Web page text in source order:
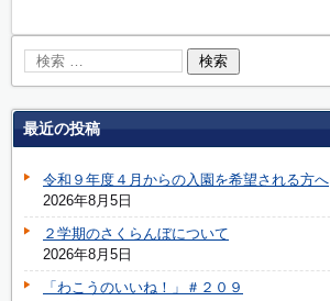
最近の投稿
令和９年度４月からの入園を希望される方へ
2026年8月5日
２学期のさくらんぼについて
2026年8月5日
「わこうのいいね！」＃２０９